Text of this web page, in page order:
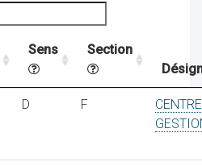
Sens
Section
D F